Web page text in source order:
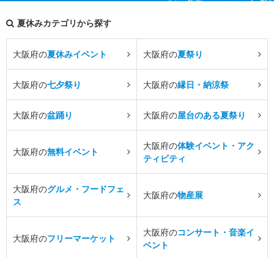
夏休みカテゴリから探す
大阪府の夏休みイベント 大阪府の夏祭り
大阪府の七夕祭り 大阪府の縁日・納涼祭
大阪府の盆踊り 大阪府の屋台のある夏祭り
大阪府の無料イベント
大阪府の体験イベント・アク
ティビティ
大阪府のグルメ・フードフェ
ス
大阪府の物産展
大阪府のフリーマーケット
大阪府のコンサート・音楽イ
ベント